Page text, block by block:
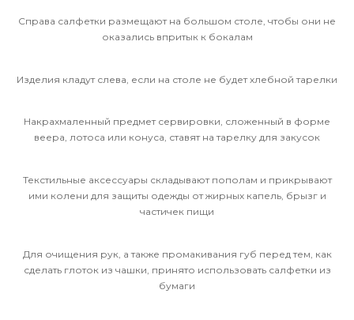
Справа салфетки размещают на большом столе, чтобы они не
оказались впритык к бокалам
Изделия кладут слева, если на столе не будет хлебной тарелки
Накрахмаленный предмет сервировки, сложенный в форме
веера, лотоса или конуса, ставят на тарелку для закусок
Текстильные аксессуары складывают пополам и прикрывают
ими колени для защиты одежды от жирных капель, брызг и
частичек пищи
Для очищения рук, а также промакивания губ перед тем, как
сделать глоток из чашки, принято использовать салфетки из
бумаги